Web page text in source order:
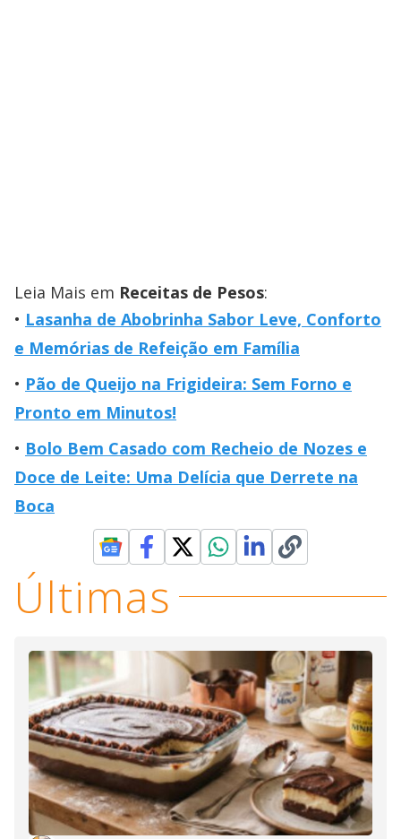
Leia Mais em Receitas de Pesos:
Lasanha de Abobrinha Sabor Leve, Conforto
e Memórias de Refeição em Família
Pão de Queijo na Frigideira: Sem Forno e
Pronto em Minutos!
Bolo Bem Casado com Recheio de Nozes e
Doce de Leite: Uma Delícia que Derrete na
Boca
Últimas